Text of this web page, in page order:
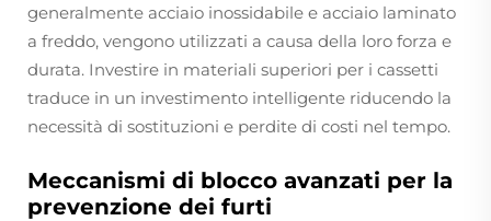
generalmente acciaio inossidabile e acciaio laminato
a freddo, vengono utilizzati a causa della loro forza e
durata. Investire in materiali superiori per i cassetti
traduce in un investimento intelligente riducendo la
necessità di sostituzioni e perdite di costi nel tempo.
Meccanismi di blocco avanzati per la
prevenzione dei furti